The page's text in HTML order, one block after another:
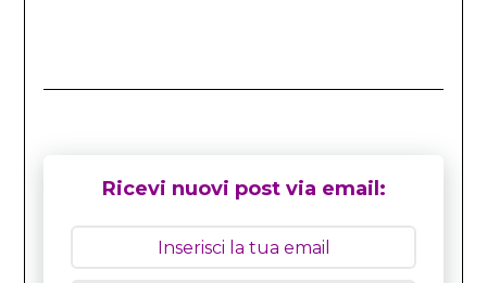
Ricevi nuovi post via email: